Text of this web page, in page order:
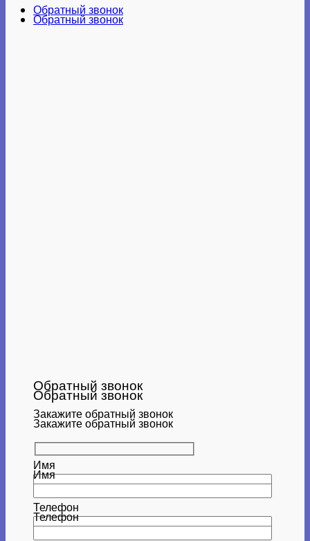
Обратный звонок
Обратный звонок
Закажите обратный звонок
Имя
Телефон
Обратный звонок
Обратный звонок
Закажите обратный звонок
Имя
Телефон